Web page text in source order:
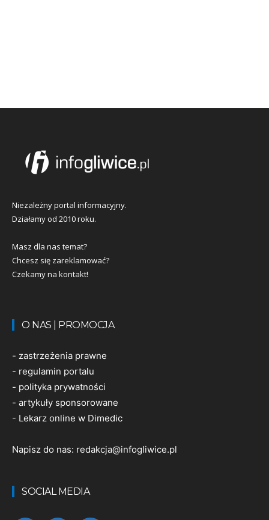
Niezależny portal informacyjny.
Działamy od 2010 roku.
Masz dla nas temat?
Chcesz się zareklamować?
Czekamy na kontakt!
O NAS | PROMOCJA
- zastrzeżenia prawne
- regulamin portalu
- polityka prywatności
- artykuły sponsorowane
- Lekarz online w Dimedic
Napisz do nas: redakcja@infogliwice.pl
SOCIAL MEDIA